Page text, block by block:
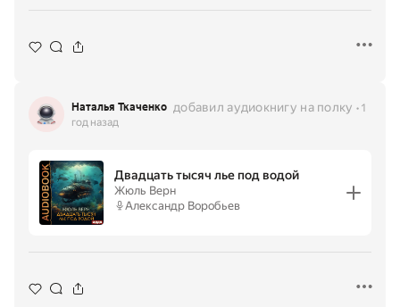
Наталья Ткаченко добавил аудиокнигу на полку
1
год назад
Двадцать тысяч лье под водой
Жюль Верн
Александр Воробьев